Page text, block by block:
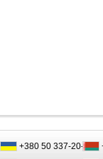
+380 50 337-20-47